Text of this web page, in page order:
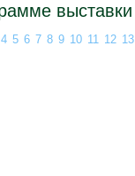
4 5 6 7 8 9 10 11 12 13